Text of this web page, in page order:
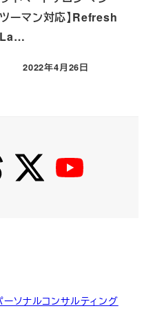
ツーマン対応】Refresh
La…
投稿日
2022年4月26日
【threads】 【Twitter】
ソナルコンサルティング